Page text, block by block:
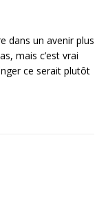
dans un avenir plus
mais c’est vrai
ce serait plutôt